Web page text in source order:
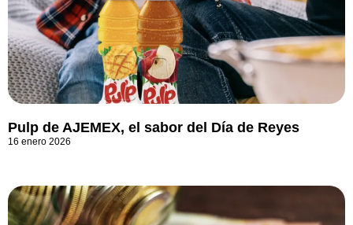
Pulp de AJEMEX, el sabor del Día de Reyes
16 enero 2026